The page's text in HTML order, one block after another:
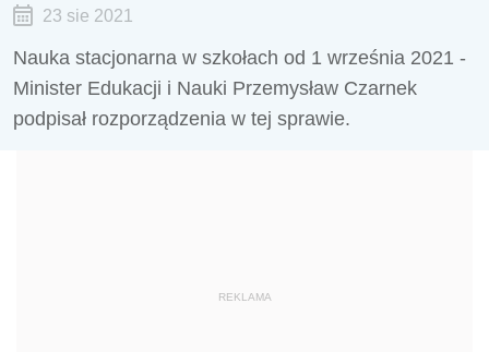
23 sie 2021
Nauka stacjonarna w szkołach od 1 września 2021 -
Minister Edukacji i Nauki Przemysław Czarnek
podpisał rozporządzenia w tej sprawie.
REKLAMA